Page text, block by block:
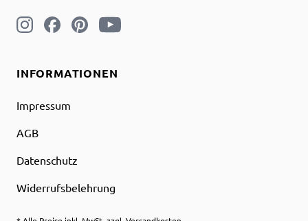
INFORMATIONEN
Impressum
AGB
Datenschutz
Widerrufsbelehrung